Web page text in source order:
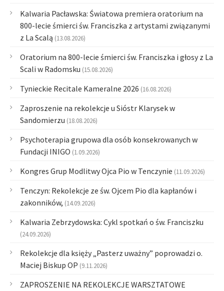
Kalwaria Pacławska: Światowa premiera oratorium na
800-lecie śmierci św. Franciszka z artystami związanymi
z La Scalą (13.08.2026)
Oratorium na 800-lecie śmierci św. Franciszka i głosy z La
Scali w Radomsku (15.08.2026)
Tynieckie Recitale Kameralne 2026 (16.08.2026)
Zaproszenie na rekolekcje u Sióstr Klarysek w
Sandomierzu (18.08.2026)
Psychoterapia grupowa dla osób konsekrowanych w
Fundacji INIGO (1.09.2026)
Kongres Grup Modlitwy Ojca Pio w Tenczynie (11.09.2026)
Tenczyn: Rekolekcje ze św. Ojcem Pio dla kapłanów i
zakonników, (14.09.2026)
Kalwaria Zebrzydowska: Cykl spotkań o św. Franciszku
(24.09.2026)
Rekolekcje dla księży „Pasterz uważny” poprowadzi o.
Maciej Biskup OP (9.11.2026)
ZAPROSZENIE NA REKOLEKCJE WARSZTATOWE